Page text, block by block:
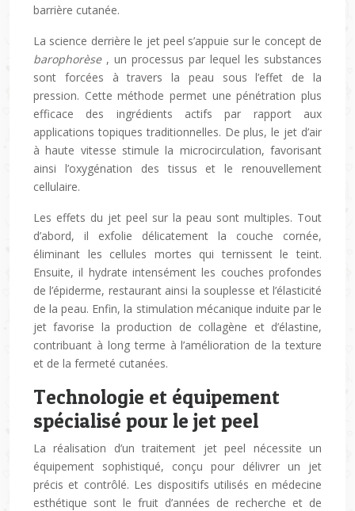
barrière cutanée.
La science derrière le jet peel s’appuie sur le concept de
barophorèse , un processus par lequel les substances
sont forcées à travers la peau sous l’effet de la
pression. Cette méthode permet une pénétration plus
efficace des ingrédients actifs par rapport aux
applications topiques traditionnelles. De plus, le jet d’air
à haute vitesse stimule la microcirculation, favorisant
ainsi l’oxygénation des tissus et le renouvellement
cellulaire.
Les effets du jet peel sur la peau sont multiples. Tout
d’abord, il exfolie délicatement la couche cornée,
éliminant les cellules mortes qui ternissent le teint.
Ensuite, il hydrate intensément les couches profondes
de l’épiderme, restaurant ainsi la souplesse et l’élasticité
de la peau. Enfin, la stimulation mécanique induite par le
jet favorise la production de collagène et d’élastine,
contribuant à long terme à l’amélioration de la texture
et de la fermeté cutanées.
Technologie et équipement
spécialisé pour le jet peel
La réalisation d’un traitement jet peel nécessite un
équipement sophistiqué, conçu pour délivrer un jet
précis et contrôlé. Les dispositifs utilisés en médecine
esthétique sont le fruit d’années de recherche et de